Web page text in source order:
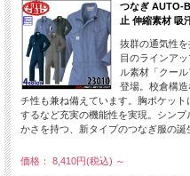
つなぎ AUTO-
止 伸縮素材 吸
抜群の通気性
目のラインア
ル素材「クー
登場。校倉構
チ性も兼ね備えています。胸ポケッ
するなど充実の機能性を実現。シン
かさを持つ、新タイプのつなぎ服の誕
価格： 8,410円(税込) ～